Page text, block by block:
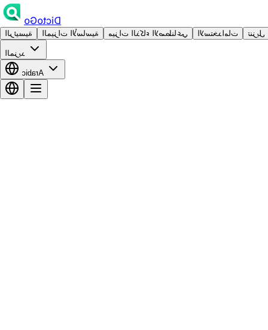
DictoGo
الرئيسية الميزات الأساسية ميزات الذكاء الاصطناعي الاستخدامات تنزيل
المزيد